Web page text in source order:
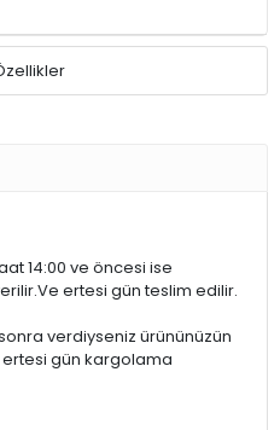
14:00 ve öncesi ise
ertesi gün teslim edilir.
verdiyseniz ürününüzün
gün kargolama